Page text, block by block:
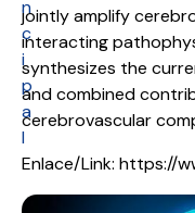
n
c
i
p
a
l
jointly amplify
interacting
synthesizes the
and combined
cerebrovascular
Enlace/Link: https://